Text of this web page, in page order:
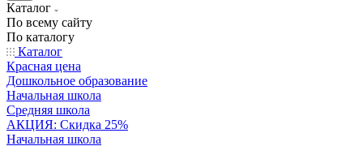
Каталог
По всему сайту
По каталогу
Каталог
Красная цена
Дошкольное образование
Начальная школа
Средняя школа
АКЦИЯ: Скидка 25%
Начальная школа